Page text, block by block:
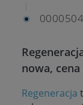
nowa,
Regeneracja